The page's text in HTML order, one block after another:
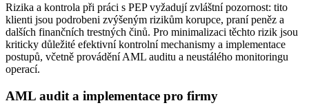
Rizika a kontrola při práci s PEP vyžadují zvláštní pozornost: tito
klienti jsou podrobeni zvýšeným rizikům korupce, praní peněz a
dalších finančních trestných činů. Pro minimalizaci těchto rizik jsou
kriticky důležité efektivní kontrolní mechanismy a implementace
postupů, včetně provádění AML auditu a neustálého monitoringu
operací.
AML audit a implementace pro firmy